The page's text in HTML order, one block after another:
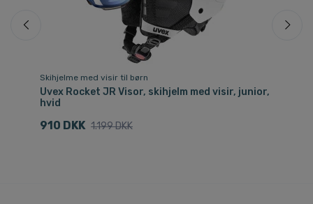
Skihjelme med visir til børn
Uvex Rocket JR Visor, skihjelm med visir, junior,
hvid
910 DKK 1.199 DKK